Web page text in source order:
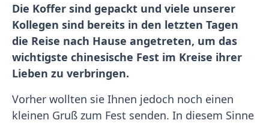
Die Koffer sind gepackt und viele unserer
Kollegen sind bereits in den letzten Tagen
die Reise nach Hause angetreten, um das
wichtigste chinesische Fest im Kreise ihrer
Lieben zu verbringen.
Vorher wollten sie Ihnen jedoch noch einen
kleinen Gruß zum Fest senden. In diesem Sinne